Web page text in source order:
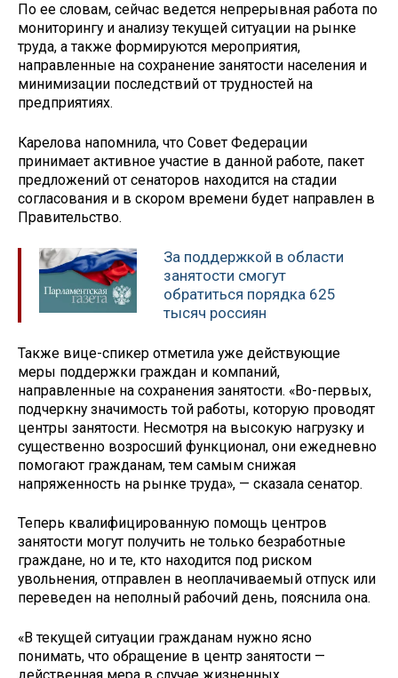
По ее словам, сейчас ведется непрерывная работа по
мониторингу и анализу текущей ситуации на рынке
труда, а также формируются мероприятия,
направленные на сохранение занятости населения и
минимизации последствий от трудностей на
предприятиях.
Карелова напомнила, что Совет Федерации
принимает активное участие в данной работе, пакет
предложений от сенаторов находится на стадии
согласования и в скором времени будет направлен в
Правительство.
За поддержкой в области
занятости смогут
обратиться порядка 625
тысяч россиян
Также вице-спикер отметила уже действующие
меры поддержки граждан и компаний,
направленные на сохранения занятости. «Во-первых,
подчеркну значимость той работы, которую проводят
центры занятости. Несмотря на высокую нагрузку и
существенно возросший функционал, они ежедневно
помогают гражданам, тем самым снижая
напряженность на рынке труда», — сказала сенатор.
Теперь квалифицированную помощь центров
занятости могут получить не только безработные
граждане, но и те, кто находится под риском
увольнения, отправлен в неоплачиваемый отпуск или
переведен на неполный рабочий день, пояснила она.
«В текущей ситуации гражданам нужно ясно
понимать, что обращение в центр занятости —